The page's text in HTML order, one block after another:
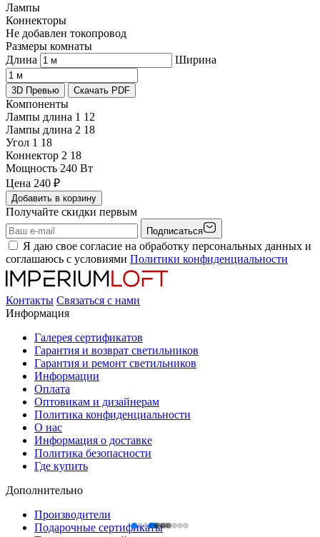
Лампы
Коннекторы
Не добавлен токопровод
Размеры комнаты
Длина
Ширина
3D Превью Скачать PDF
Компоненты
Лампы длина 1 12
Лампы длина 2 18
Угол 1 18
Коннектор 2 18
Мощность 240 Вт
Цена 240 ₽
Добавить в корзину
Получайте скидки первым
Подписаться
Я даю свое согласие на обработку персональных данных и
соглашаюсь с условиями Политики конфиденциальности
Контакты Связаться с нами
Информация
Галерея сертификатов
Гарантия и возврат светильников
Гарантия и ремонт светильников
Информации
Оплата
Оптовикам и дизайнерам
Политика конфиденциальности
О нас
Информация о доставке
Политика безопасности
Где купить
Дополнительно
Производители
Подарочные сертификаты